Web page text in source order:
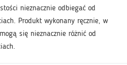
nieznacznie odbiegać od
Produkt wykonany ręcznie, w
się nieznacznie różnić od